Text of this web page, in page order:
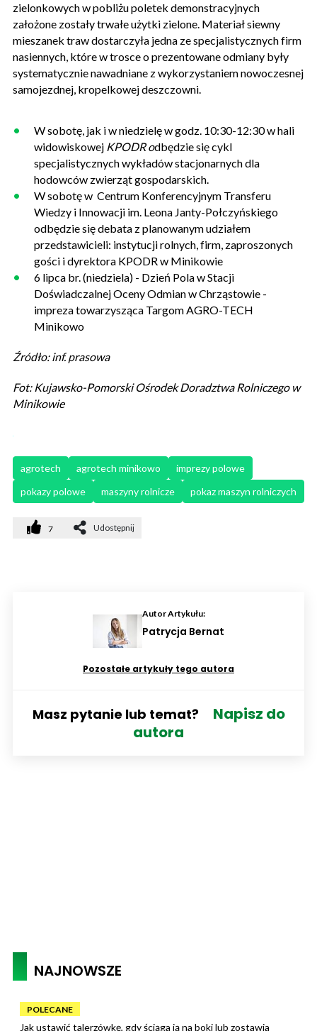
zielonkowych w pobliżu poletek demonstracyjnych
założone zostały trwałe użytki zielone. Materiał siewny
mieszanek traw dostarczyła jedna ze specjalistycznych firm
nasiennych, które w trosce o prezentowane odmiany były
systematycznie nawadniane z wykorzystaniem nowoczesnej
samojezdnej, kropelkowej deszczowni.
W sobotę, jak i w niedzielę w godz. 10:30-12:30 w hali
widowiskowej KPODR odbędzie się cykl
specjalistycznych wykładów stacjonarnych dla
hodowców zwierząt gospodarskich.
W sobotę w Centrum Konferencyjnym Transferu
Wiedzy i Innowacji im. Leona Janty-Połczyńskiego
odbędzie się debata z planowanym udziałem
przedstawicieli: instytucji rolnych, firm, zaproszonych
gości i dyrektora KPODR w Minikowie
6 lipca br. (niedziela) - Dzień Pola w Stacji
Doświadczalnej Oceny Odmian w Chrząstowie -
impreza towarzysząca Targom AGRO-TECH
Minikowo
Źródło: inf. prasowa
Fot: Kujawsko-Pomorski Ośrodek Doradztwa Rolniczego w
Minikowie
agrotech agrotech minikowo
imprezy polowe
pokazy polowe
maszyny rolnicze pokaz maszyn rolniczych
7 Udostępnij
Autor Artykułu:
Patrycja Bernat
Pozostałe artykuły tego autora
Masz pytanie lub temat?
Napisz do
autora
NAJNOWSZE
POLECANE
Jak ustawić talerzówkę, gdy ściąga ją na boki lub zostawia